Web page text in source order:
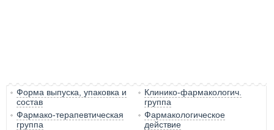
Форма выпуска, упаковка и
состав
Клинико-фармакологич.
группа
Фармако-терапевтическая
группа
Фармакологическое
действие